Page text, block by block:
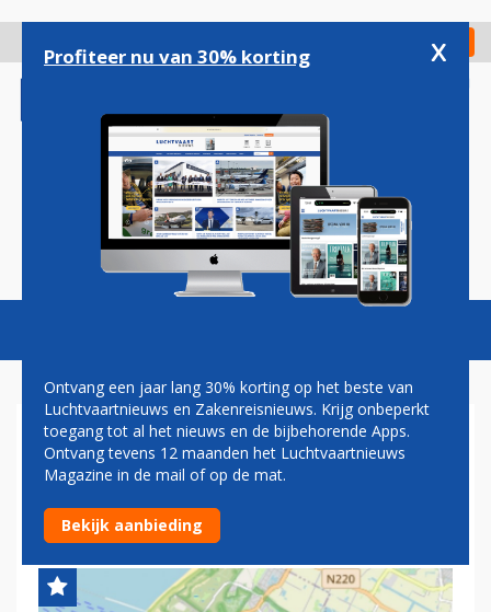
gaan
Check in
Magazine Podcasts Vacatures
OORZAAK VLIEGTUIGCRASH
CALANDKANAAL NIET TE
ACHTERHALEN
Profiteer nu van 30% korting x
Ontvang een jaar lang 30% korting op het beste van
Luchtvaartnieuws en Zakenreisnieuws. Krijg onbeperkt
toegang tot al het nieuws en de bijbehorende Apps.
Ontvang tevens 12 maanden het Luchtvaartnieuws
Magazine in de mail of op de mat.
Bekijk aanbieding